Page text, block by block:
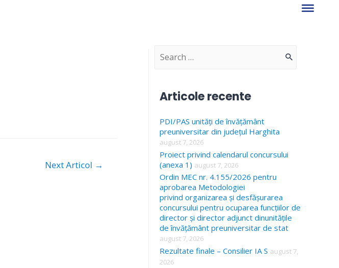
Next Articol →
S
c
h
f
o
r
:
Articole recente
PDI/PAS unități de învățământ
preuniversitar din județul Harghita
august 7, 2026
Proiect privind calendarul concursului
(anexa 1) august 7, 2026
Ordin MEC nr. 4.155/2026 pentru
aprobarea Metodologiei
privind organizarea și desfășurarea
concursului pentru ocuparea funcțiilor de
director și director adjunct dinunitățile
de învățământ preuniversitar de stat
august 7, 2026
Rezultate finale – Consilier IA S august 7,
2026